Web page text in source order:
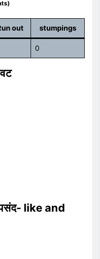
out stumpings
0
like and